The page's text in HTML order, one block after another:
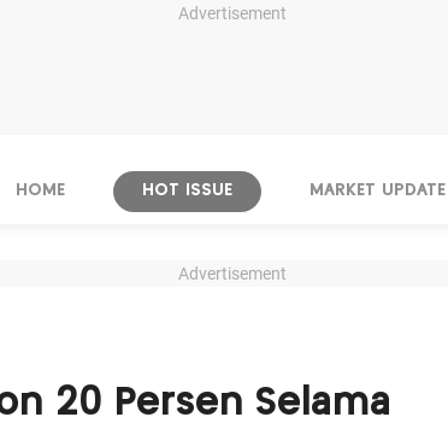
Advertisement
HOME HOT ISSUE MARKET UPDATE
Advertisement
20 Persen Selama